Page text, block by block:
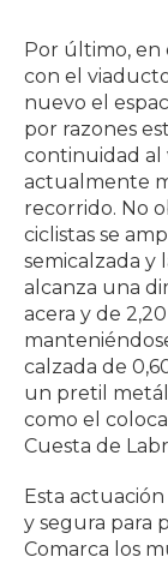
Por último, en
con el
nuevo el
por razones
continuidad al
actualmente
recorrido. No
ciclistas se
semicalzada y
alcanza una
acera y de
calzada de
un pretil
como el
Cuesta de
Esta
y segura para
Comarca los